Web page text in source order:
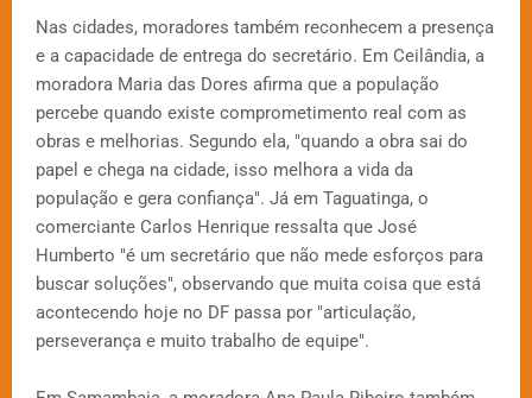
Nas cidades, moradores também reconhecem a presença
e a capacidade de entrega do secretário. Em Ceilândia, a
moradora Maria das Dores afirma que a população
percebe quando existe comprometimento real com as
obras e melhorias. Segundo ela, "quando a obra sai do
papel e chega na cidade, isso melhora a vida da
população e gera confiança". Já em Taguatinga, o
comerciante Carlos Henrique ressalta que José
Humberto "é um secretário que não mede esforços para
buscar soluções", observando que muita coisa que está
acontecendo hoje no DF passa por "articulação,
perseverança e muito trabalho de equipe".